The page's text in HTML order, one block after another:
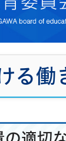
る働